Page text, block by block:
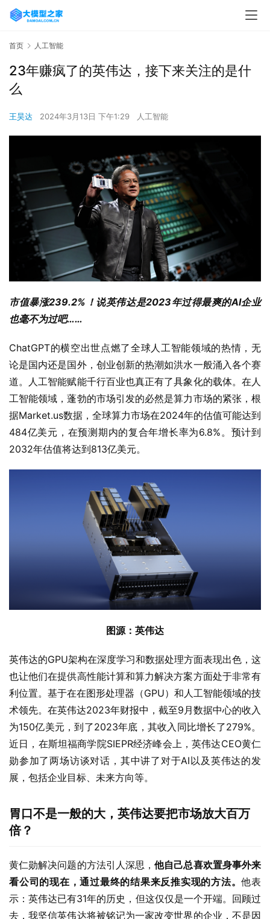
首页 人工智能
23年赚疯了的英伟达，接下来关注的是什
么
王昊达 2024年3月13日 下午1:29 人工智能
市值暴涨239.2%！说英伟达是2023年过得最爽的AI企业
也毫不为过吧……
ChatGPT的横空出世点燃了全球人工智能领域的热情，无
论是国内还是国外，创业创新的热潮如洪水一般涌入各个赛
道。人工智能赋能千行百业也真正有了具象化的载体。在人
工智能领域，蓬勃的市场引发的必然是算力市场的紧张，根
据Market.us数据，全球算力市场在2024年的估值可能达到
484亿美元，在预测期内的复合年增长率为6.8%。预计到
2032年估值将达到813亿美元。
图源：英伟达
英伟达的GPU架构在深度学习和数据处理方面表现出色，这
也让他们在提供高性能计算和算力解决方案方面处于非常有
利位置。基于在在图形处理器（GPU）和人工智能领域的技
术领先。在英伟达2023年财报中，截至9月数据中心的收入
为150亿美元，到了2023年底，其收入同比增长了279%。
近日，在斯坦福商学院SIEPR经济峰会上，英伟达CEO黄仁
勋参加了两场访谈对话，其中讲了对于AI以及英伟达的发
展，包括企业目标、未来方向等。
胃口不是一般的大，英伟达要把市场放大百万
倍？
黄仁勋解决问题的方法引人深思，他自己总喜欢置身事外来
看公司的现在，通过最终的结果来反推实现的方法。他表
示：英伟达已有31年的历史，但这仅仅是一个开端。回顾过
去，我坚信英伟达将被铭记为一家改变世界的企业，不是因